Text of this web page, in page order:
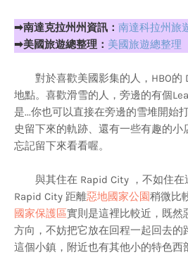
➡南達克拉州州資訊： 南達科拉州旅
➡美國旅遊總整理： 美國旅遊總整理
對於喜歡美國影集的人，HBO的
地點。喜歡滑雪的人，旁邊的有個
是...你也可以直接在旁邊的雪堆開始
史留下來的軌跡、還有一些有趣的小
忘記留下來看看喔。
與其住在 Rapid City ，不如住在
Rapid City 距離惡地國家公園稍微比
國家保護區實則是這裡比較近，既然
方向，不妨把它放在回程一起回去的
這個小鎮，附近也有其他小的特色西